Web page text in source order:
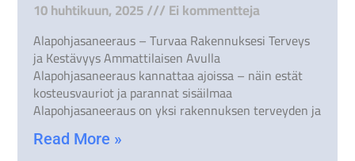
10 huhtikuun, 2025 Ei kommentteja
Alapohjasaneeraus – Turvaa Rakennuksesi Terveys
ja Kestävyys Ammattilaisen Avulla
Alapohjasaneeraus kannattaa ajoissa – näin estät
kosteusvauriot ja parannat sisäilmaa
Alapohjasaneeraus on yksi rakennuksen terveyden ja
Read More »